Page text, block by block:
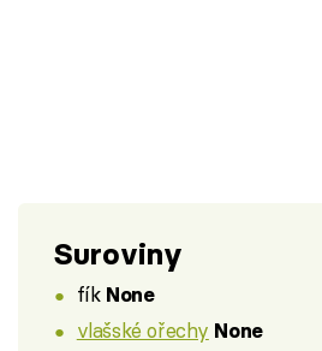
Suroviny
fík None
vlašské ořechy None